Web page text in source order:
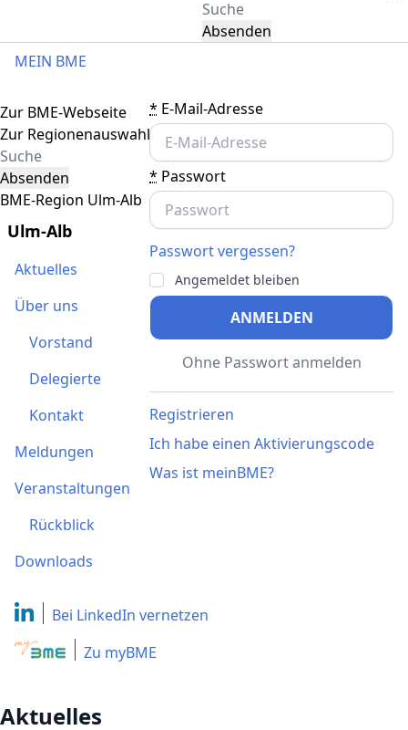
Absenden
MEIN BME
* E-Mail-Adresse
* Passwort
Passwort vergessen?
Angemeldet bleiben
ANMELDEN
Ohne Passwort anmelden
Registrieren
Ich habe einen Aktivierungscode
Was ist meinBME?
Toggle navigation
Zur BME-Webseite
Zur Regionenauswahl
Absenden
BME-Region Ulm-Alb
Ulm-Alb
Aktuelles
Über uns
Vorstand
Delegierte
Kontakt
Meldungen
Veranstaltungen
Rückblick
Downloads
Bei LinkedIn vernetzen
Zu myBME
Aktuelles